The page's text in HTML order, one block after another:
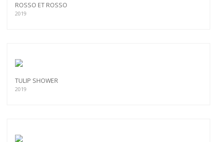
ROSSO ET ROSSO
2019
TULIP SHOWER
2019